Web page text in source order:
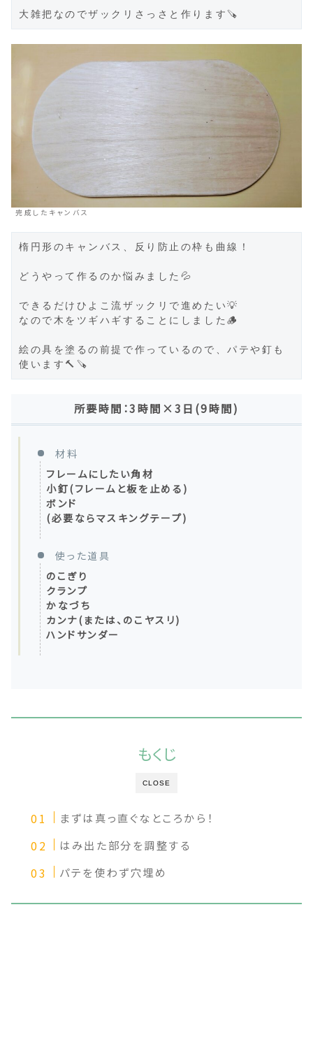
大雑把なのでザックリさっさと作ります🪚
完成したキャンバス
楕円形のキャンバス、反り防止の枠も曲線！
どうやって作るのか悩みました💦
できるだけひよこ流ザックリで進めたい💡
なので木をツギハギすることにしました🪵
絵の具を塗るの前提で作っているので、パテや釘も
使います🔨🪚
所要時間：3時間×3日(9時間)
材料
フレームにしたい角材
小釘(フレームと板を止める)
ボンド
(必要ならマスキングテープ)
使った道具
のこぎり
クランプ
かなづち
カンナ(または、のこヤスリ)
ハンドサンダー
CLOSE
もくじ
まずは真っ直ぐなところから！
はみ出た部分を調整する
パテを使わず穴埋め